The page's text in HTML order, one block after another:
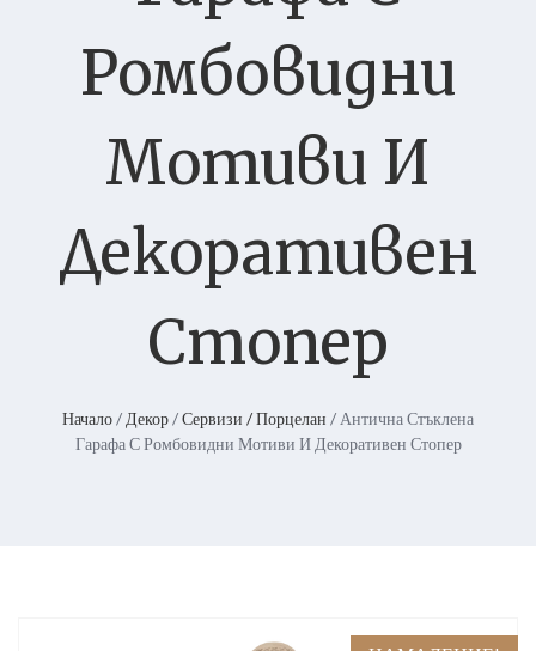
Ромбовидни
Мотиви И
Декоративен
Стопер
Начало/ Декор/Сервизи / Порцелан / Антична Стъклена
Гарафа С Ромбовидни Мотиви И Декоративен Стопер